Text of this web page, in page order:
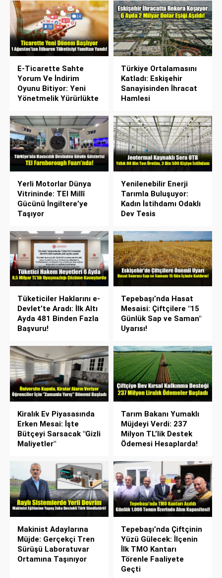
E-Ticarette Sahte
Yorum Ve İndirim
Oyunu Bitiyor: Yeni
Yönetmelik Yürürlükte
Türkiye Ortalamasını
Katladı: Eskişehir
Sanayisinden İhracat
Hamlesi
Yerli Motorlar Dünya
Vitrininde: TEI Millî
Gücünü İngiltere’ye
Taşıyor
Yenilenebilir Enerji
Tarımla Buluşuyor:
Kadın İstihdamı Odaklı
Dev Tesis
Tüketiciler Haklarını e-
Devlet’te Aradı: İlk Altı
Ayda 481 Binden Fazla
Başvuru!
Tepebaşı’nda Hasat
Mesaisi: Çiftçilere "15
Günlük Sap ve Saman"
Uyarısı!
Kiralık Ev Piyasasında
Erken Mesai: İşte
Bütçeyi Sarsacak "Gizli
Maliyetler"
Tarım Bakanı Yumaklı
Müjdeyi Verdi: 237
Milyon TL’lik Destek
Ödemesi Hesaplarda!
Makinist Adaylarına
Müjde: Gerçekçi Tren
Sürüşü Laboratuvar
Ortamına Taşınıyor
Tepebaşı’nda Çiftçinin
Yüzü Gülecek: İlçenin
İlk TMO Kantarı
Törenle Faaliyete
Geçti